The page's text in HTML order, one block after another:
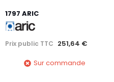
1797 ARIC
Prix public TTC 251,64 €
Sur commande